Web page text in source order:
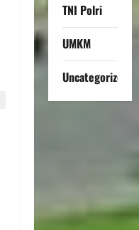
TNI Polri
UMKM
Uncategorized